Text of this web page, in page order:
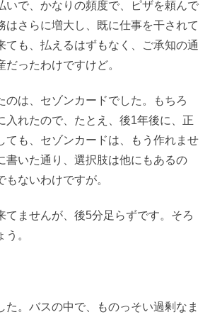
いで、かなりの頻度で、ピザを頼んで
はさらに増大し、既に仕事を干されて
ても、払えるはずもなく、ご承知の通
だったわけですけど。
のは、セゾンカードでした。もちろ
入れたので、たとえ、後1年後に、正
ても、セゾンカードは、もう作れませ
書いた通り、選択肢は他にもあるの
ないわけですが。
てませんが、後5分足らずです。そろ
。
た。バスの中で、ものっそい過剰なま